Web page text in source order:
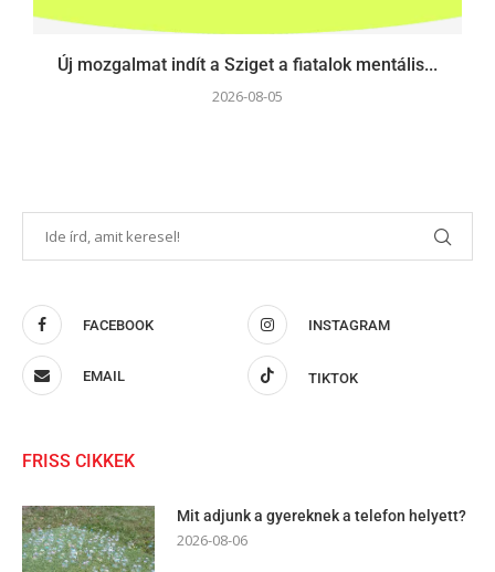
Új mozgalmat indít a Sziget a fiatalok mentális...
2026-08-05
FACEBOOK INSTAGRAM
EMAIL TIKTOK
FRISS CIKKEK
Mit adjunk a gyereknek a telefon helyett?
2026-08-06